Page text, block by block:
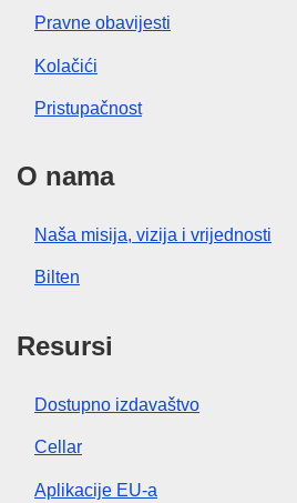
Pravne obavijesti
Kolačići
Pristupačnost
O nama
Naša misija, vizija i vrijednosti
Bilten
Resursi
Dostupno izdavaštvo
Cellar
Aplikacije EU-a